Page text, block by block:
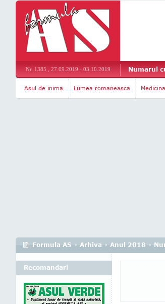
Nr. 1385 , 27.09.2019 - 03.10.2019 Numarul
Asul de inima Lumea romaneasca
Formula AS › Arhiva › Anul 2018 ›
Recomandari